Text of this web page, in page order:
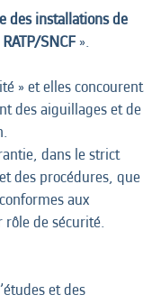
des installations de
SNCF ».
» et elles concourent
des aiguillages et de
dans le strict
des procédures, que
aux
de sécurité.
et des